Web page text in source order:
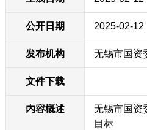
公开日期 2025-02-12
发布机构 无锡市国资
文件下载
内容概述
无锡市国资
目标